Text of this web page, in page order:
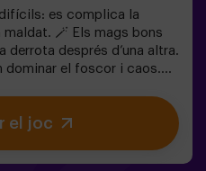
🪄 Els mags bons
derrota després d’una altra.
dominar el foscor i caos.
primer s'ha de crear i
en tota la historia de la
de salvar el
el joc